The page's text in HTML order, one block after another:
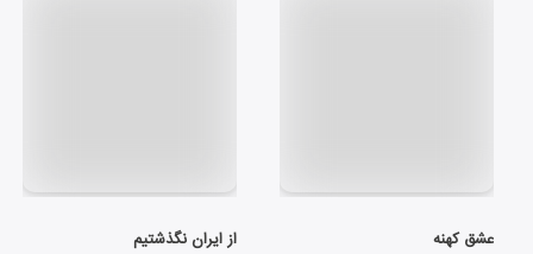
عشق کهنه از ایران نگذشتیم